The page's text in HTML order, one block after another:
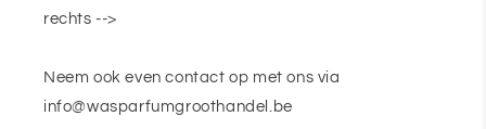
rechts -->
Neem ook even contact op met ons via
info@wasparfumgroothandel.be